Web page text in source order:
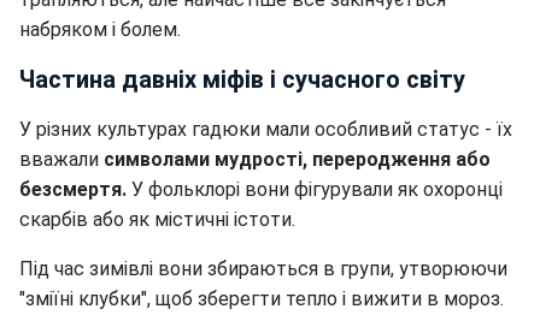
набряком і болем.
Частина давніх міфів і сучасного світу
У різних культурах гадюки мали особливий статус - їх
вважали символами мудрості, переродження або
безсмертя. У фольклорі вони фігурували як охоронці
скарбів або як містичні істоти.
Під час зимівлі вони збираються в групи, утворюючи
"зміїні клубки", щоб зберегти тепло і вижити в мороз.